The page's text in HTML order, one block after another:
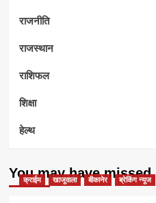
राजनीति
राजस्थान
राशिफल
शिक्षा
हेल्थ
You may have missed
क्राईम खाजूवाला बीकानेर ब्रेकिंग न्यूज